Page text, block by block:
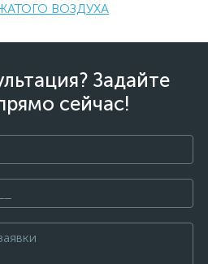
ВОЗДУХА
Задайте
сейчас!